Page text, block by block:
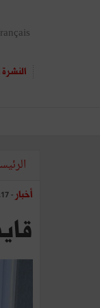
النشرة
أخبار - 2019.05.17